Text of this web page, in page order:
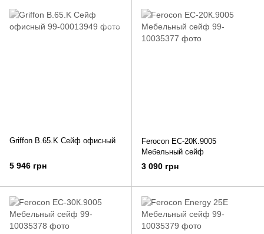
Griffon B.65.K Сейф офисный
5 946 грн
Ferocon ЕС-20К.9005
Мебельный сейф
3 090 грн